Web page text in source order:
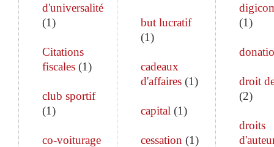
d'universalité
(1)
Citations
fiscales (1)
club sportif
(1)
co-voiturage
but lucratif
(1)
cadeaux
d'affaires(1)
capital (1)
cessation (1)
(1)
droit
(2)
droits